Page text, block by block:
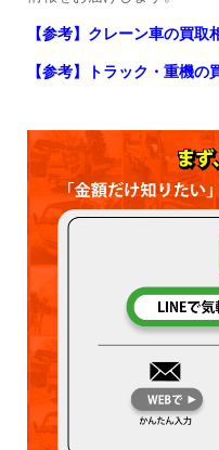
【参考】クレーン車の買取
【参考】トラック・重機